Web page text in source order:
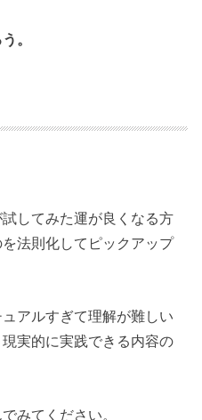
。
してみた運が良くなる方
法則化してピックアップ
アルすぎて理解が難しい
実的に実践できる内容の
みてください。